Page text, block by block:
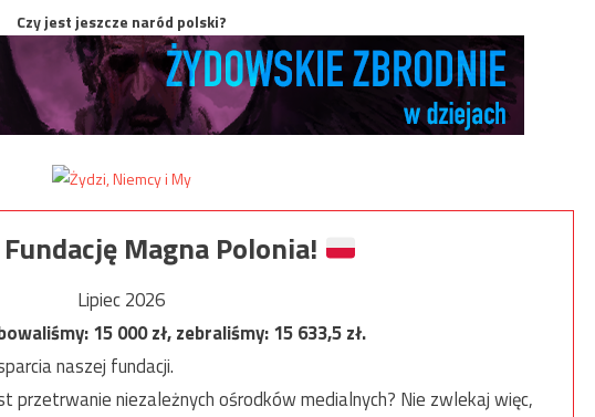
Czy jest jeszcze naród polski?
Magna Polonia!
Lipiec 2026
15 000zł, zebraliśmy:15 633,5zł.
naszej fundacji.
przetrwanie niezależnych ośrodków medialnych? Nie zwlekaj więc,